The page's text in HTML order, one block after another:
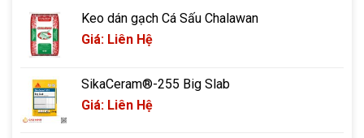
Keo dán gạch Cá Sấu Chalawan
Giá: Liên Hệ
SikaCeram®-255 Big Slab
Giá: Liên Hệ